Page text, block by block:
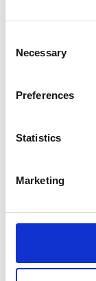
Selection
Necessary
Preferences
Statistics
Marketing
zugänglicher
Ausfallkosten zu